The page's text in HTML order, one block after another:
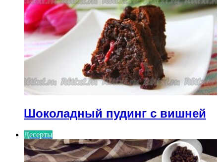
Шоколадный пудинг с вишней
Десерты